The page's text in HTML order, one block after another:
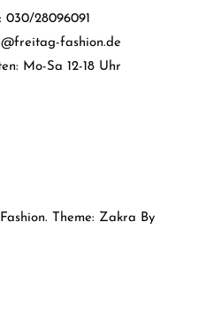
030/28096091
fashion.de
Mo-Sa 12-18 Uhr
Theme: Zakra By